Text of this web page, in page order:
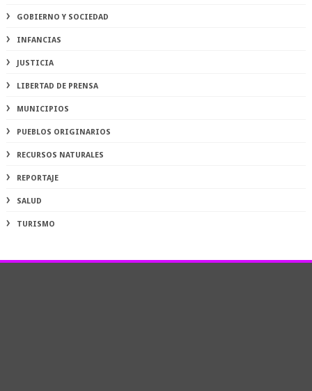
GOBIERNO Y SOCIEDAD
INFANCIAS
JUSTICIA
LIBERTAD DE PRENSA
MUNICIPIOS
PUEBLOS ORIGINARIOS
RECURSOS NATURALES
REPORTAJE
SALUD
TURISMO